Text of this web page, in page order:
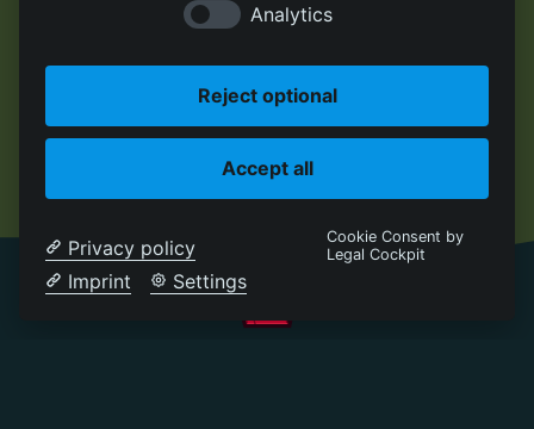
Analytics
Reject optional
Accept all
Privacy policy
Imprint
Settings
Cookie Consent by
Legal Cockpit